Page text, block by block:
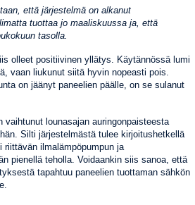
että järjestelmä on alkanut
tuottaa jo maaliskuussa ja, että
tasolla.
olleet positiivinen yllätys. Käytännössä lumi
vaan liukunut siitä hyvin nopeasti pois.
on jäänyt paneelien päälle, on se sulanut
lounasajan auringonpaisteesta
Silti järjestelmästä tulee kirjoitushetkellä
ilmalämpöpumpun ja
pienellä teholla. Voidaankin siis sanoa, että
tapahtuu paneelien tuottaman sähkön